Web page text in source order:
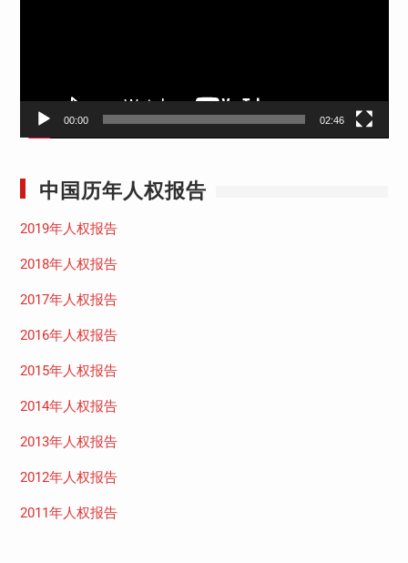
00:00 02:46
中国历年人权报告
2019年人权报告
2018年人权报告
2017年人权报告
2016年人权报告
2015年人权报告
2014年人权报告
2013年人权报告
2012年人权报告
2011年人权报告